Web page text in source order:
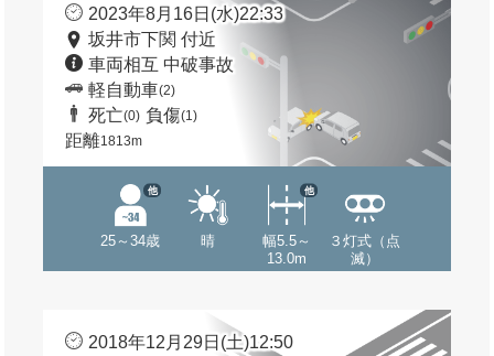
2023年8月16日(水)22:33
坂井市下関 付近
車両相互 中破事故
軽自動車(2)
死亡(0) 負傷(1)
距離1813m
25～34歳
他
晴
幅5.5～
13.0m
他
３灯式（点
滅）
2018年12月29日(土)12:50